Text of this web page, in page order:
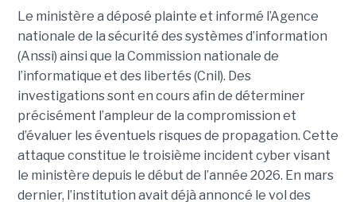
Le ministère a déposé plainte et informé l’Agence
nationale de la sécurité des systèmes d’information
(Anssi) ainsi que la Commission nationale de
l’informatique et des libertés (Cnil). Des
investigations sont en cours afin de déterminer
précisément l’ampleur de la compromission et
d’évaluer les éventuels risques de propagation. Cette
attaque constitue le troisième incident cyber visant
le ministère depuis le début de l’année 2026. En mars
dernier, l’institution avait déjà annoncé le vol des